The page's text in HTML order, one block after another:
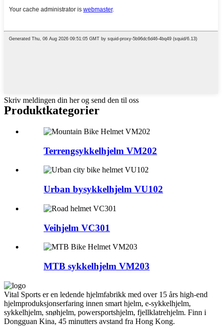
Skriv meldingen din her og send den til oss
Produktkategorier
Terrengsykkelhjelm VM202
Urban bysykkelhjelm VU102
Veihjelm VC301
MTB sykkelhjelm VM203
Vital Sports er en ledende hjelmfabrikk med over 15 års high-end
hjelmproduksjonserfaring innen smart hjelm, e-sykkelhjelm,
sykkelhjelm, snøhjelm, powersportshjelm, fjellklatrehjelm. Finn i
Dongguan Kina, 45 minutters avstand fra Hong Kong.